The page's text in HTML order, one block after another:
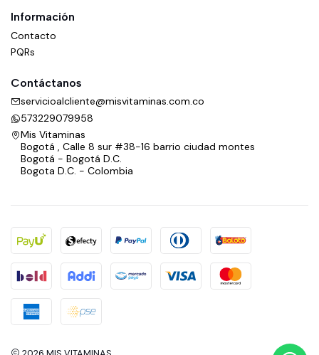
Información
Contacto
PQRs
Contáctanos
servicioalcliente@misvitaminas.com.co
573229079958
Mis Vitaminas
Bogotá , Calle 8 sur #38-16 barrio ciudad montes
Bogotá - Bogotá D.C.
Bogota D.C. - Colombia